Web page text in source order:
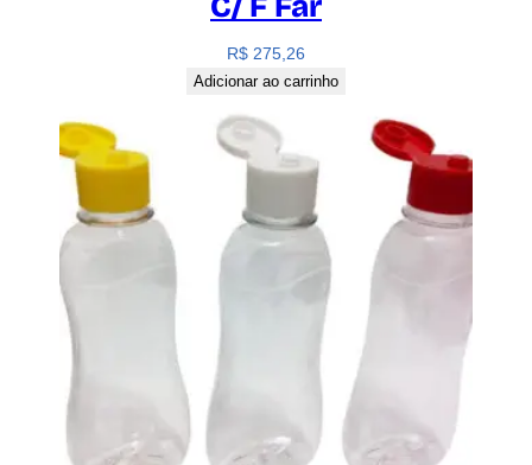
R$ 275,26
Adicionar ao carrinho